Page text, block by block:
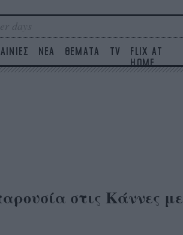
days
ΝΕΑ ΘΕΜΑΤΑ TV
FLIX AT
HOME
στις Κάννες με